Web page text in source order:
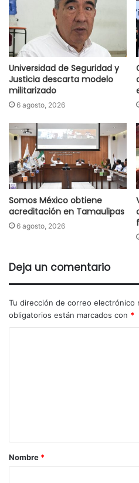
Universidad de Seguridad y
Justicia descarta modelo
militarizado
6 agosto, 2026
Somos México obtiene
acreditación en Tamaulipas
6 agosto, 2026
Deja un comentario
Tu dirección de correo electrónico
obligatorios están marcados con *
Nombre *